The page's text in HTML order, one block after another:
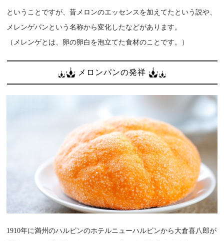
ということですが、昔メロンのエッセンスを加えてたという説や、
メレンゲパンという名称から変化したなどがあります。
（メレンゲとは、卵の卵白を泡立てた食材のことです。）
メロンパンの発祥
1910年に満州のハルビンのホテルニューハルビンから大倉喜八郎が